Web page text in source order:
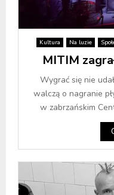
Kultura Na luzie
MITIM
Wygrać się nie
walczą o nagranie
w zabrzańskim